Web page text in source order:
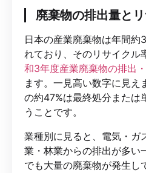
廃棄物の排出量と
日本の産業廃棄物は年間約
れており、そのリサイクル
和3年度産業廃棄物の排出
ます。一見高い数字に見え
の約47%は最終処分または
うことです。
業種別に見ると、電気・ガ
業・林業からの排出が多い
でも大量の廃棄物が発生し